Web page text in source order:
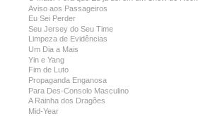
Aviso aos Passageiros
Eu Sei Perder
Seu Jersey do Seu Time
Limpeza de Evidências
Um Dia a Mais
Yin e Yang
Fim de Luto
Propaganda Enganosa
Para Des-Consolo Masculino
A Rainha dos Dragões
Mid-Year